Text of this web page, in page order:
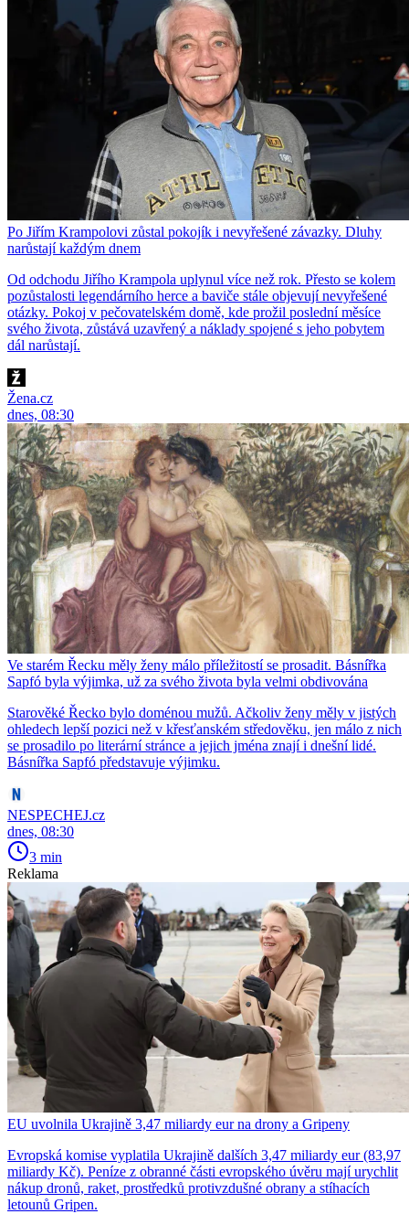
Po Jiřím Krampolovi zůstal pokojík i nevyřešené závazky. Dluhy
narůstají každým dnem
Od odchodu Jiřího Krampola uplynul více než rok. Přesto se kolem
pozůstalosti legendárního herce a baviče stále objevují nevyřešené
otázky. Pokoj v pečovatelském domě, kde prožil poslední měsíce
svého života, zůstává uzavřený a náklady spojené s jeho pobytem
dál narůstají.
Žena.cz
dnes, 08:30
Ve starém Řecku měly ženy málo příležitostí se prosadit. Básnířka
Sapfó byla výjimka, už za svého života byla velmi obdivována
Starověké Řecko bylo doménou mužů. Ačkoliv ženy měly v jistých
ohledech lepší pozici než v křesťanském středověku, jen málo z nich
se prosadilo po literární stránce a jejich jména znají i dnešní lidé.
Básnířka Sapfó představuje výjimku.
NESPECHEJ.cz
dnes, 08:30
3 min
Reklama
EU uvolnila Ukrajině 3,47 miliardy eur na drony a Gripeny
Evropská komise vyplatila Ukrajině dalších 3,47 miliardy eur (83,97
miliardy Kč). Peníze z obranné části evropského úvěru mají urychlit
nákup dronů, raket, prostředků protivzdušné obrany a stíhacích
letounů Gripen.